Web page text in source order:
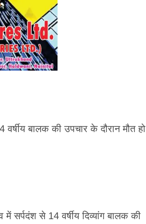
वर्षीय बालक की उपचार के दौरान मौत हो
में सर्पदंश से 14 वर्षीय दिव्यांग बालक की